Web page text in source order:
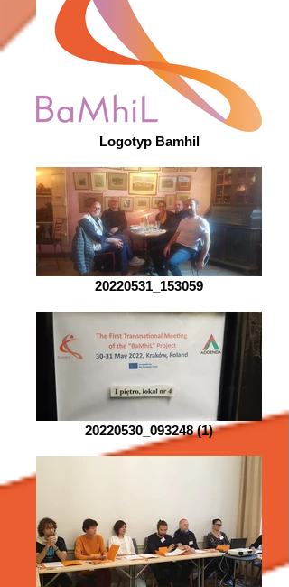
Logotyp Bamhil
20220531_153059
20220530_093248 (1)